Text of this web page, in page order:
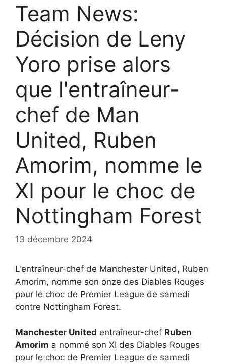
Team News:
Décision de Leny
Yoro prise alors
que l'entraîneur-
chef de Man
United, Ruben
Amorim, nomme le
XI pour le choc de
Nottingham Forest
13 décembre 2024
L'entraîneur-chef de Manchester United, Ruben
Amorim, nomme son onze des Diables Rouges
pour le choc de Premier League de samedi
contre Nottingham Forest.
Manchester United entraîneur-chef Ruben
Amorim a nommé son XI des Diables Rouges
pour le choc de Premier League de samedi